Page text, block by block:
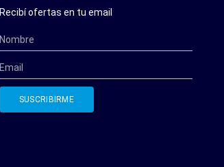
Recibí ofertas en tu email